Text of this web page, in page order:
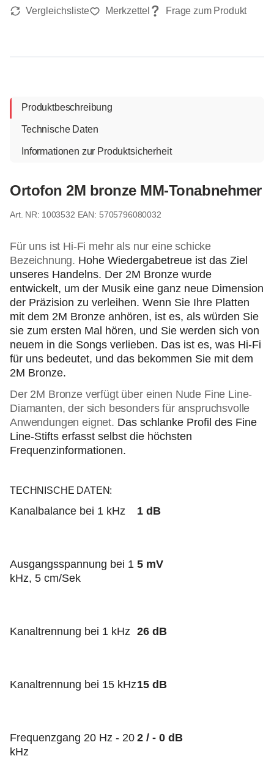
Produktbeschreibung
Technische Daten
Informationen zur Produktsicherheit
Ortofon 2M bronze MM-Tonabnehmer
1003532 EAN: 5705796080032
Für uns ist Hi-Fi mehr als nur eine schicke
Bezeichnung. Hohe Wiedergabetreue ist das Ziel
unseres Handelns. Der 2M Bronze wurde
entwickelt, um der Musik eine ganz neue Dimension
der Präzision zu verleihen. Wenn Sie Ihre Platten
mit dem 2M Bronze anhören, ist es, als würden Sie
sie zum ersten Mal hören, und Sie werden sich von
neuem in die Songs verlieben. Das ist es, was Hi-Fi
für uns bedeutet, und das bekommen Sie mit dem
2M Bronze.
Der 2M Bronze verfügt über einen Nude Fine Line-
Diamanten, der sich besonders für anspruchsvolle
Anwendungen eignet. Das schlanke Profil des Fine
Line-Stifts erfasst selbst die höchsten
Frequenzinformationen.
TECHNISCHE DATEN:
Kanalbalance bei 1 kHz 1 dB
Ausgangsspannung bei 1
kHz, 5 cm/Sek
5 mV
Kanaltrennung bei 1 kHz 26 dB
Kanaltrennung bei 15 kHz15 dB
Frequenzgang 20 Hz - 20
kHz
2 / - 0 dB